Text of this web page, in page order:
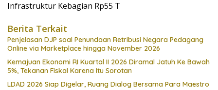
Infrastruktur Kebagian Rp55 T
Berita Terkait
Penjelasan DJP soal Penundaan Retribusi Negara Pedagang
Online via Marketplace hingga November 2026
Kemajuan Ekonomi RI Kuartal II 2026 Diramal Jatuh Ke Bawah
5%, Tekanan Fiskal Karena Itu Sorotan
LDAD 2026 Siap Digelar, Ruang Dialog Bersama Para Maestro